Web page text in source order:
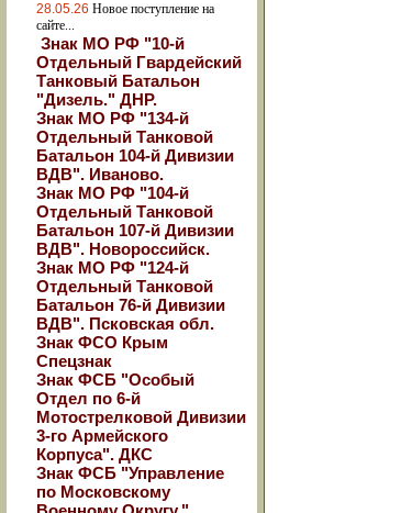
28.05.26 Новое поступление на
сайте...
Знак МО РФ "10-й
Отдельный Гвардейский
Танковый Батальон
"Дизель." ДНР.
Знак МО РФ "134-й
Отдельный Танковой
Батальон 104-й Дивизии
ВДВ". Иваново.
Знак МО РФ "104-й
Отдельный Танковой
Батальон 107-й Дивизии
ВДВ". Новороссийск.
Знак МО РФ "124-й
Отдельный Танковой
Батальон 76-й Дивизии
ВДВ". Псковская обл.
Знак ФСО Крым
Спецзнак
Знак ФСБ "Особый
Отдел по 6-й
Мотострелковой Дивизии
3-го Армейского
Корпуса". ДКС
Знак ФСБ "Управление
по Московскому